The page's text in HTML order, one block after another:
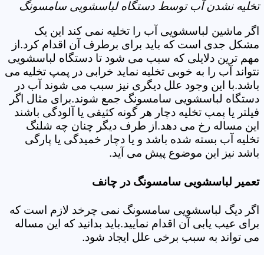
تخلیه نشدن آب توسط دستگاه لباسشویی سامسونگ
اگر ماشین لباسشویی آب را تخلیه نمی کند این یک
مشکل جدی است که باید برای برطرف آن اقدام کرد.از
مهم ترین دلایلی که سبب می شود تا دستگاه لباسشویی
نتواند آب را به خوبی تخلیه نماید خرابی در پمپ تخلیه می
باشد.با این وجود علل دیگری نیز سبب می شوند آب در
دستگاه لباسشویی سامسونگ جمع شوند.برای مثال اگر
فیلتر یا پمپ تخلیه دچار هر گونه کثیفی یا آلودگی باشند
این مساله رخ می دهد.از طرف دیگر چنان چه شلنگ
تخلیه آب بسته شده باشد و یا دچار خمیدگی یا پارگی
باشد نیز این موضوع پیش می آید.
تعمیر لباسشویی سامسونگ در چانف
اگر دیگ لباسشویی سامسونگ نمی چرخد لازم است که
برای عیب یابی آن اقدام نمایید.باید بدانید که این مساله
می تواند به سبب برخی علل ایجاد شود.